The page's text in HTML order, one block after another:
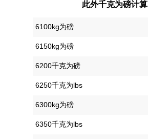
此外千克为磅计算
6100kg为磅
6150kg为磅
6200千克为磅
6250千克为lbs
6300kg为磅
6350千克为lbs